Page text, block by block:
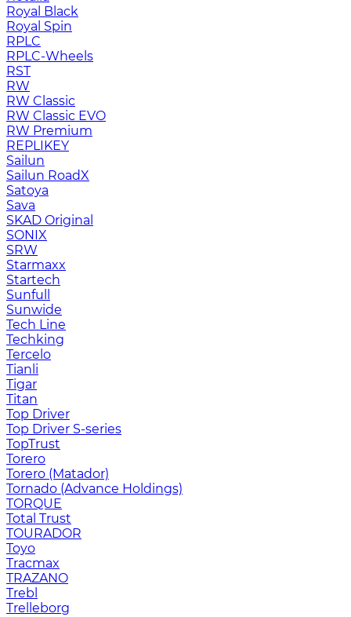
Royal Black
Royal Spin
RPLC
RPLC-Wheels
RST
RW
RW Classic
RW Classic EVO
RW Premium
RЕPLIKEY
Sailun
Sailun RoadX
Satoya
Sava
SKAD Original
SONIX
SRW
Starmaxx
Startech
Sunfull
Sunwide
Tech Line
Techking
Tercelo
Tianli
Tigar
Titan
Top Driver
Top Driver S-series
TopTrust
Torero
Torero (Matador)
Tornado (Advance Holdings)
TORQUE
Total Trust
TOURADOR
Toyo
Tracmax
TRAZANO
Trebl
Trelleborg